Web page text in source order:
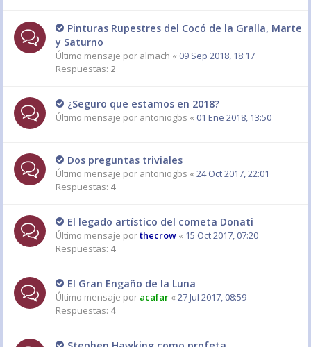
Pinturas Rupestres del Cocó de la Gralla, Marte
y Saturno
Último mensaje por almach « 09 Sep 2018, 18:17
Respuestas: 2
¿Seguro que estamos en 2018?
Último mensaje por antoniogbs « 01 Ene 2018, 13:50
Dos preguntas triviales
Último mensaje por antoniogbs « 24 Oct 2017, 22:01
Respuestas: 4
El legado artístico del cometa Donati
Último mensaje porthecrow « 15 Oct 2017, 07:20
Respuestas: 4
El Gran Engaño de la Luna
Último mensaje por acafar « 27 Jul 2017, 08:59
Respuestas: 4